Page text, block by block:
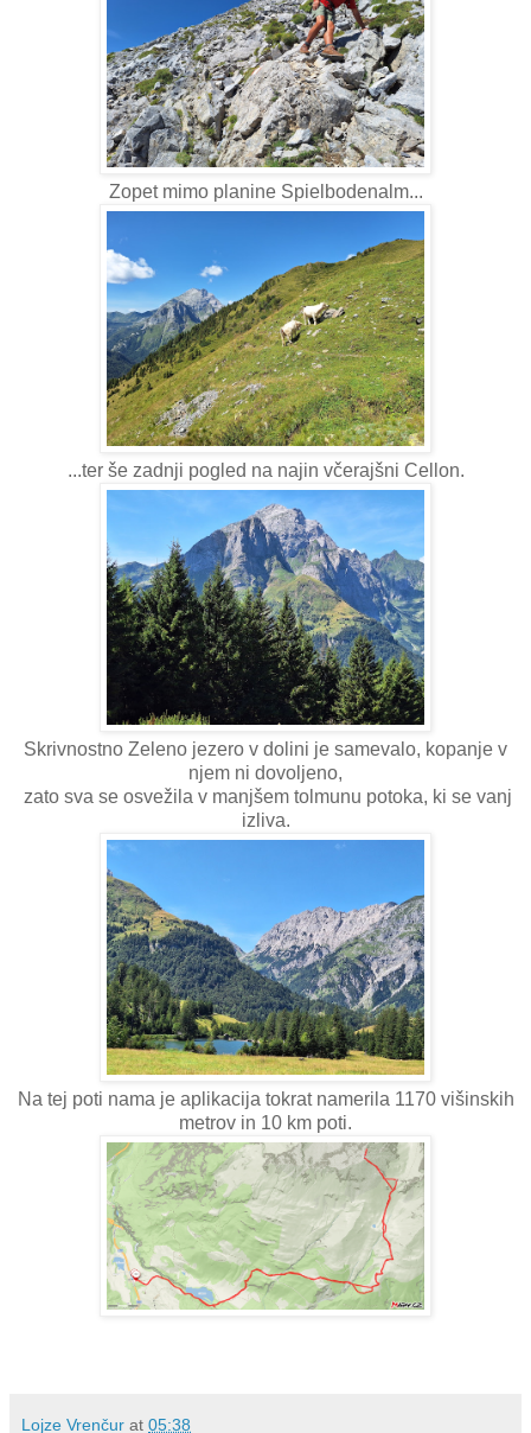
Zopet mimo planine Spielbodenalm...
...ter še zadnji pogled na najin včerajšni Cellon.
Skrivnostno Zeleno jezero v dolini je samevalo, kopanje v
njem ni dovoljeno,
zato sva se osvežila v manjšem tolmunu potoka, ki se vanj
izliva.
Na tej poti nama je aplikacija tokrat namerila 1170 višinskih
metrov in 10 km poti.
Lojze Vrenčur at 05:38